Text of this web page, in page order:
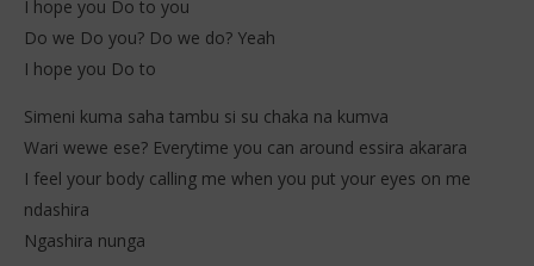
I hope you Do to you
Do we Do you? Do we do? Yeah
I hope you Do to
Simeni kuma saha tambu si su chaka na kumva
Wari wewe ese? Everytime you can around essira akarara
I feel your body calling me when you put your eyes on me
ndashira
Ngashira nunga